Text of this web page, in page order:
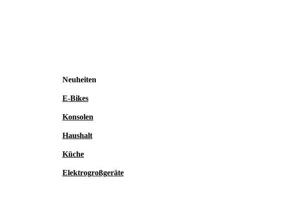
Neuheiten
E-Bikes
Konsolen
Haushalt
Küche
Elektrogroßgeräte